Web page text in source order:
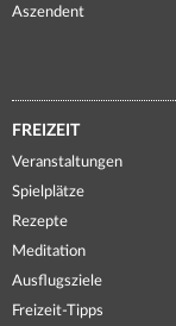
Aszendent
FREIZEIT
Veranstaltungen
Spielplätze
Rezepte
Meditation
Ausflugsziele
Freizeit-Tipps